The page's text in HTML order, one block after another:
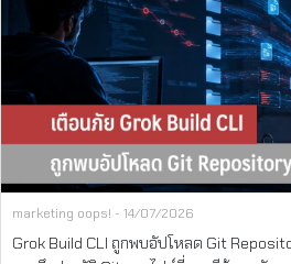
marketing oops! - 14/07/2026
Grok Build CLI ถูกพบอัปโหลด Git